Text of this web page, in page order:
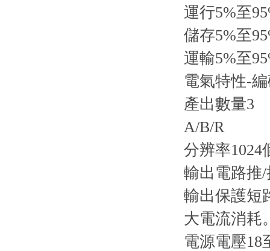
運行5%至
儲存5%至
運輸5%至
電氣特性-
產出數量3
A/B/R
分辨率1024
輸出電路推
輸出保護短
大電流消耗
電源電壓18